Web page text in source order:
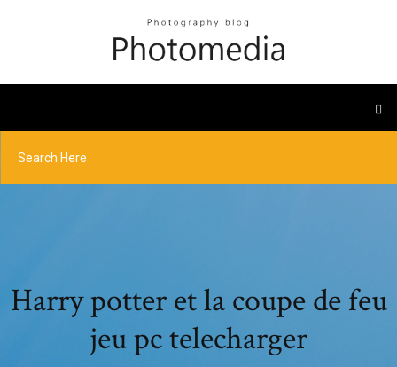
Harry potter et la coupe de feu
jeu pc telecharger